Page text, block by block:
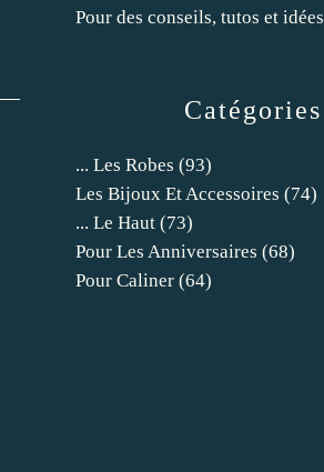
Catégories
... Les Robes (93)
Les Bijoux Et Accessoires (74)
... Le Haut (73)
Pour Les Anniversaires (68)
Pour Caliner (64)
Pour des conseils, tutos et idées